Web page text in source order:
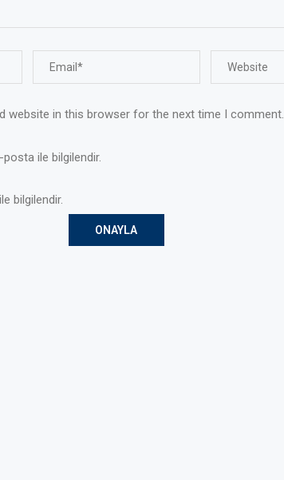
website in this browser for the next time I comment.
ile bilgilendir.
bilgilendir.